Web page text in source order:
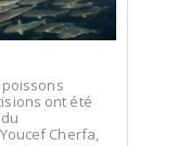
poissons
ont été
Cherfa,